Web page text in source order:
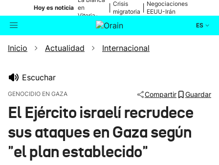
Hoy es noticia en
Vitoria-
Gasteiz
Crisis
migratoria
Negociaciones
EEUU-Irán
ES
Buscador Actualidad
Ikusmiran
Eguraldia
Inicio Actualidad Internacional
Escuchar
GENOCIDIO EN GAZA Compartir Guardar
El Ejército israelí recrudece
sus ataques en Gaza según
"el plan establecido"